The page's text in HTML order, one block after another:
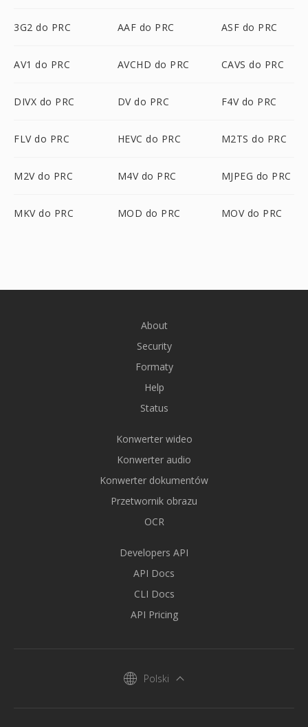
3G2 do PRC AAF do PRC ASF do PRC
AV1 do PRC AVCHD do PRC CAVS do PRC
DIVX do PRC DV do PRC F4V do PRC
FLV do PRC HEVC do PRC M2TS do PRC
M2V do PRC M4V do PRC MJPEG do PRC
MKV do PRC MOD do PRC MOV do PRC
About
Security
Formaty
Help
Status
Konwerter wideo
Konwerter audio
Konwerter dokumentów
Przetwornik obrazu
OCR
Developers API
API Docs
CLI Docs
API Pricing
Polski